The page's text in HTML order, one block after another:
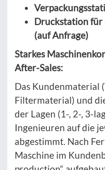
Druckstation für
(auf Anfrage)
Starkes
After-Sales:
Das Kundenmaterial
Filtermaterial) und
der Lagen (1-, 2-, 3-
Ingenieuren auf die
abgestimmt. Nach
Maschine im